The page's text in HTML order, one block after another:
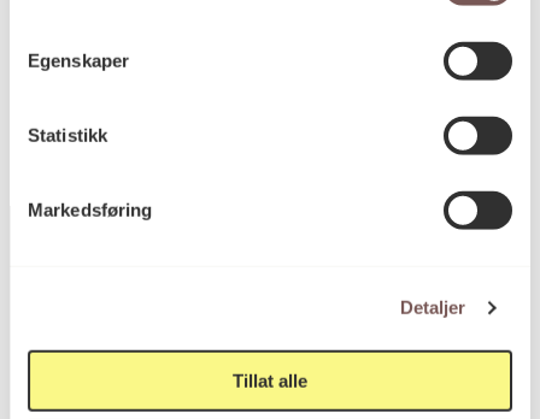
Egenskaper
Statistikk
Markedsføring
Detaljer
Tillat alle
Reference
Postboks 6994